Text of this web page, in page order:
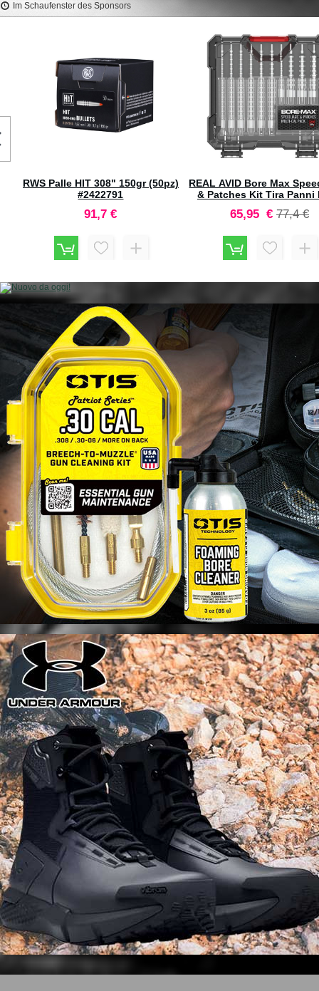
Im Schaufenster des Sponsors
REAL AVID Bore Max Speed Jags
& Patches Kit Tira Panni Multi
#AVBMJAGS
Prezzo
speciale
65,95 €
SPEER Palle Boat Tail
Spitzer BTSP
Prezzo
39 €Prezzo
48,8